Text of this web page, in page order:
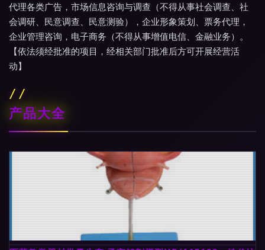
代理各类广告，市场信息咨询与调查（不得从事社会调查、社
会调研、民意调查、民意测验），企业形象策划、票务代理，
企业管理咨询，电子商务（不得从事增值电信、金融业务）。
【依法须经批准的项目，经相关部门批准后方可开展经营活
动】
产品大全